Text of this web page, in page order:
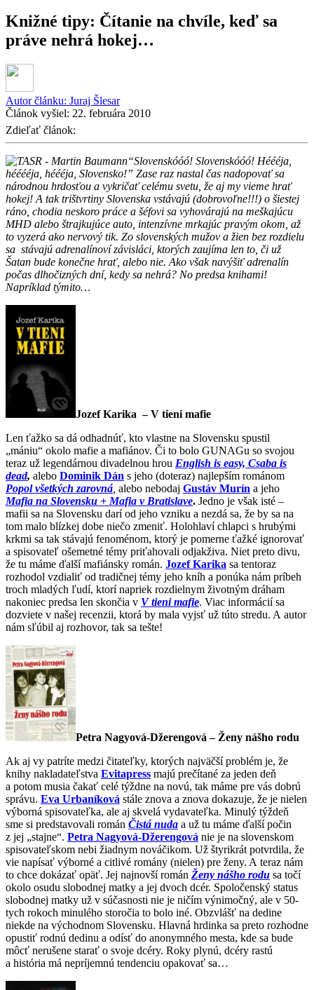
Knižné tipy: Čítanie na chvíle, keď sa
práve nehrá hokej…
Autor článku: Juraj Šlesar
Článok vyšiel: 22. februára 2010
Zdieľať článok:
“Slovenskóóó! Slovenskóóó! Héééja,
hééééja, héééja, Slovensko!” Zase raz nastal čas nadopovať sa
národnou hrdosťou a vykričať celému svetu, že aj my vieme hrať
hokej! A tak trištvrtiny Slovenska vstávajú (dobrovoľne!!!) o šiestej
ráno, chodia neskoro práce a šéfovi sa vyhovárajú na meškajúcu
MHD alebo štrajkujúce auto, intenzívne mrkajúc pravým okom, až
to vyzerá ako nervový tik. Zo slovenských mužov a žien bez rozdielu
sa stávajú adrenalínoví závisláci, ktorých zaujíma len to, či už
Šatan bude konečne hrať, alebo nie. Ako však navýšiť adrenalín
počas dlhočizných dní, kedy sa nehrá? No predsa knihami!
Napríklad týmito…
Jozef Karika – V tieni mafie
Len ťažko sa dá odhadnúť, kto vlastne na Slovensku spustil
„mániu“ okolo mafie a mafiánov. Či to bolo GUNAGu so svojou
teraz už legendárnou divadelnou hrou English is easy, Csaba is
dead, alebo Dominik Dán s jeho (doteraz) najlepším románom
Popol všetkých zarovná alebo nebodaj Gustáv Murín a jeho
Mafia na Slovensku + Mafia v Bratislave. Jedno je však isté –
mafii sa na Slovensku darí od jeho vzniku a nezdá sa, že by sa na
tom malo blízkej dobe niečo zmeniť. Holohlaví chlapci s hrubými
krkmi sa tak stávajú fenoménom, ktorý je pomerne ťažké ignorovať
a spisovateľ ošemetné témy priťahovali odjakživa. Niet preto divu,
že tu máme ďalší mafiánsky román. Jozef Karika sa tentoraz
rozhodol vzdialiť od tradičnej témy jeho kníh a ponúka nám príbeh
troch mladých ľudí, ktorí napriek rozdielnym životným dráham
nakoniec predsa len skončia v V tieni mafie. Viac informácií sa
dozviete v našej recenzii, ktorá by mala vyjsť už túto stredu. A autor
nám sľúbil aj rozhovor, tak sa tešte!
Petra Nagyová-Džerengová – Ženy nášho rodu
Ak aj vy patríte medzi čitateľky, ktorých najväčší problém je, že
knihy nakladateľstva Evitapress majú prečítané za jeden deň
a potom musia čakať celé týždne na novú, tak máme pre vás dobrú
správu. Eva Urbaníková stále znova a znova dokazuje, že je nielen
výborná spisovateľka, ale aj skvelá vydavateľka. Minulý týždeň
sme si predstavovali román Čistá nuda a už tu máme ďalší počin
z jej „stajne“. Petra Nagyová-Džerengová nie je na slovenskom
spisovateľskom nebi žiadnym nováčikom. Už štyrikrát potvrdila, že
vie napísať výborné a citlivé romány (nielen) pre ženy. A teraz nám
to chce dokázať opäť. Jej najnovší román Ženy nášho rodu sa točí
okolo osudu slobodnej matky a jej dvoch dcér. Spoločenský status
slobodnej matky už v súčasnosti nie je ničím výnimočný, ale v 50-
tych rokoch minulého storočia to bolo iné. Obzvlášť na dedine
niekde na východnom Slovensku. Hlavná hrdinka sa preto rozhodne
opustiť rodnú dedinu a odísť do anonymného mesta, kde sa bude
môcť nerušene starať o svoje dcéry. Roky plynú, dcéry rastú
a história má nepríjemnú tendenciu opakovať sa…